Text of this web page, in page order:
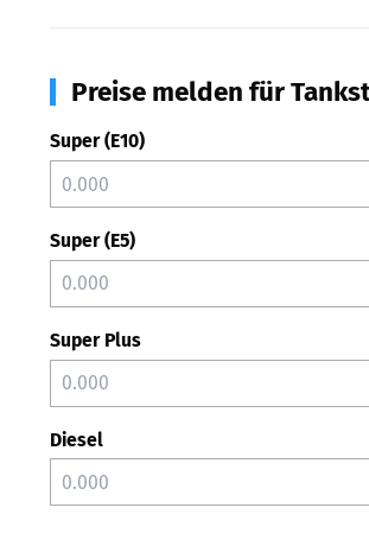
Preise melden für
Super (E10)
Super (E5)
Super Plus
Diesel